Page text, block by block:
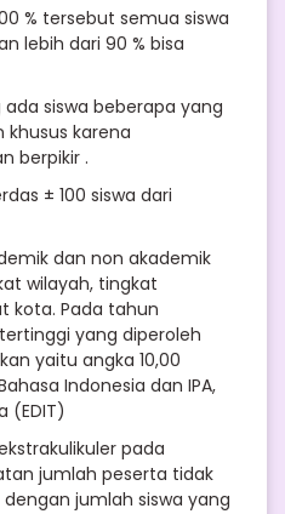
% tersebut semua siswa
lebih dari 90 % bisa
siswa beberapa yang
karena
berpikir .
± 100 siswa dari
dan non akademik
wilayah, tingkat
kota. Pada tahun
yang diperoleh
yaitu angka 10,00
Indonesia dan IPA,
(EDIT)
pada
jumlah peserta tidak
jumlah siswa yang